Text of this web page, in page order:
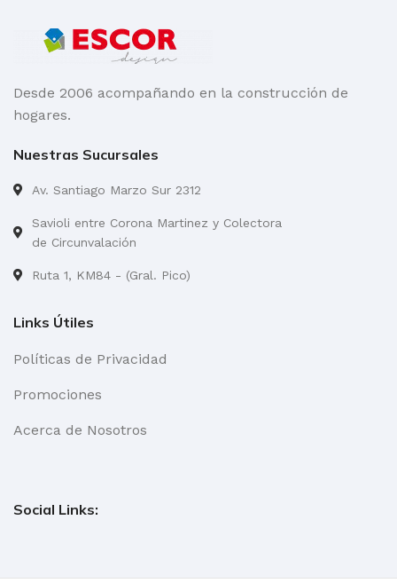
Desde 2006 acompañando en la construcción de
hogares.
Nuestras Sucursales
Av. Santiago Marzo Sur 2312
Savioli entre Corona Martinez y Colectora
de Circunvalación
Ruta 1, KM84 - (Gral. Pico)
Links Útiles
Políticas de Privacidad
Promociones
Acerca de Nosotros
Social Links: